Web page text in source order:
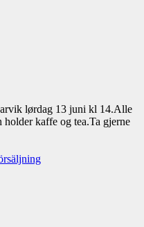
lørdag 13 juni kl 14.Alle
kaffe og tea.Ta gjerne